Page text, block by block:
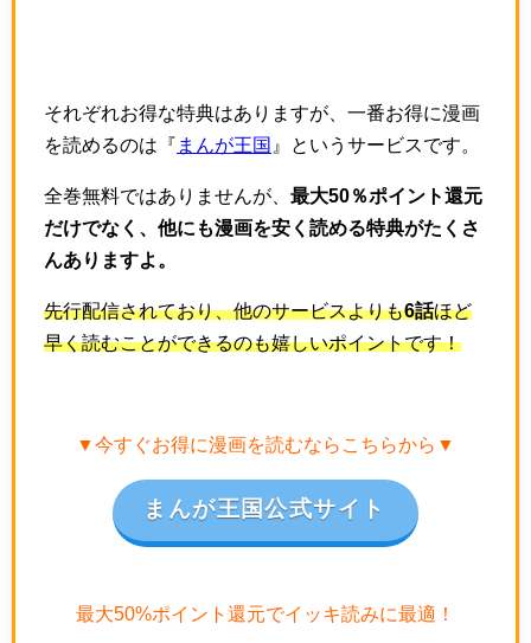
それぞれお得な特典はありますが、一番お得に漫画
を読めるのは『 まんが王国 』というサービスです。
全巻無料ではありませんが、 最大50％ポイント還元
だけでなく、他にも漫画を安く読める特典がたくさ
んありますよ。
先行配信されており、他のサービスよりも6話ほど
早く読むことができるのも嬉しいポイントです！
▼今すぐお得に漫画を読むならこちらから▼
まんが王国公式サイト
最大50%ポイント還元でイッキ読みに最適！